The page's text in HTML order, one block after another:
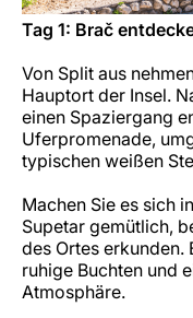
Tag 1: Brač
Von Split aus
Hauptort der Insel.
einen Spaziergang
Uferpromenade,
typischen weißen
Machen Sie es sich
Supetar gemütlich,
des Ortes erkunden.
ruhige Buchten und
Atmosphäre.